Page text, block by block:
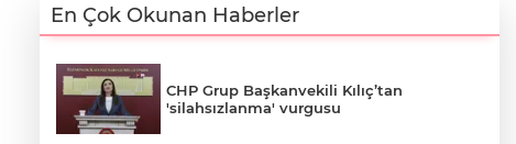
En Çok Okunan Haberler
CHP Grup Başkanvekili Kılıç’tan
'silahsızlanma' vurgusu